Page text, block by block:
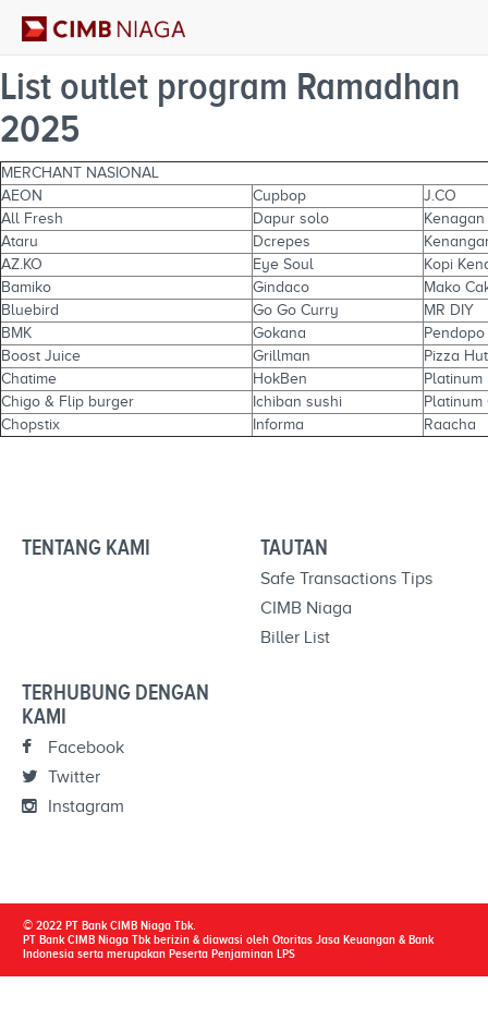
List outlet program Ramadhan
2025
MERCHANT NASIONAL
AEON
Cupbop
J.CO
All Fresh
Dapur solo
Ataru
Dcrepes
AZ.KO
Eye Soul
Kopi
Bamiko
Gindaco
Mako
Bluebird
Go Go Curry
MR DIY
BMK
Gokana
Pendopo
Boost Juice
Grillman
Pizza Hut
Chatime
HokBen
Platinum
Chigo & Flip burger
Ichiban sushi
Platinum
Chopstix
Informa Raacha
TENTANG KAMI TAUTAN
Safe Transactions Tips
CIMB Niaga
Biller List
TERHUBUNG DENGAN
KAMI
Facebook
Twitter
Instagram
© 2022 PT Bank CIMB Niaga Tbk.
PT Bank CIMB Niaga Tbk berizin & diawasi oleh Otoritas Jasa Keuangan & Bank
Indonesia serta merupakan Peserta Penjaminan LPS